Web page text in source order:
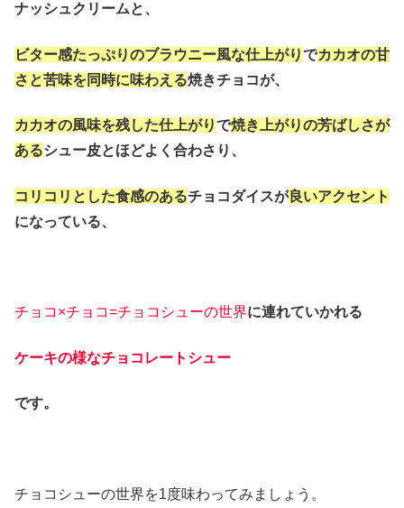
ナッシュクリームと、
ビター感たっぷりのブラウニー風な仕上がりでカカオの甘
さと苦味を同時に味わえる焼きチョコが、
カカオの風味を残した仕上がりで焼き上がりの芳ばしさが
あるシュー皮とほどよく合わさり、
コリコリとした食感のあるチョコダイスが 良いアクセント
になっている、
チョコ×チョコ=チョコシューの世界に連れていかれる
ケーキの様なチョコレートシュー
です。
チョコシューの世界を1度味わってみましょう。